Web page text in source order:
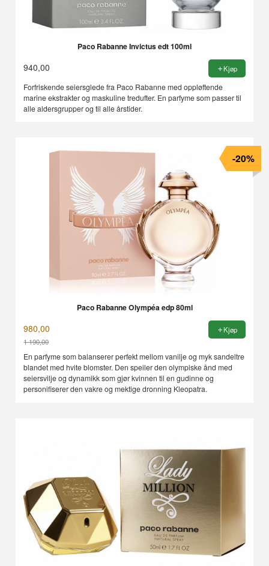
Paco Rabanne Invictus edt 100ml
940,00 Kjøp
Forfriskende seiersglede fra Paco Rabanne med oppløftende
marine ekstrakter og maskuline tredufter. En parfyme som passer til
alle aldersgrupper og til alle årstider.
Paco Rabanne Olympéa edp 80ml
980,00
1 190,00
Rabatt
-20%
Kjøp
En parfyme som balanserer perfekt mellom vanilje og myk sandeltre
blandet med hvite blomster. Den speiler den olympiske ånd med
seiersvilje og dynamikk som gjør kvinnen til en gudinne og
personifiserer den vakre og mektige dronning Kleopatra.